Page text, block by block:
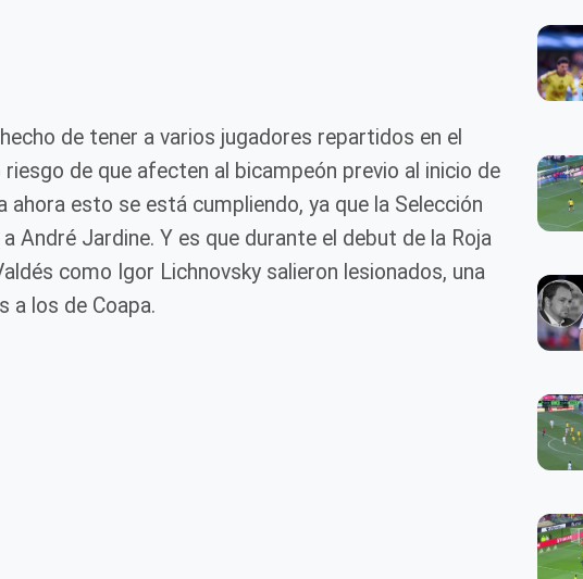
de tener a varios jugadores repartidos en el
de que afecten al bicampeón previo al inicio de
ahora esto se está cumpliendo, ya que la Selección
André Jardine. Y es que durante el debut de la Roja
como Igor Lichnovsky salieron lesionados, una
a los de Coapa.